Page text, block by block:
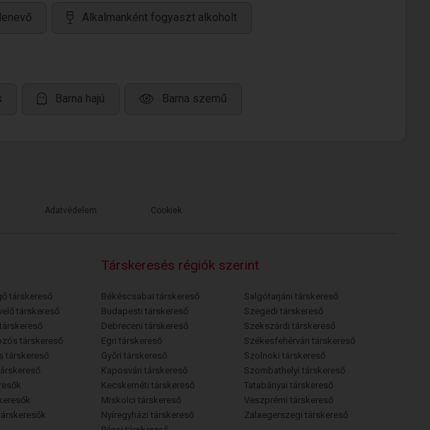
Alkalmanként fogyaszt alkoholt
Barna hajú Barna szemű
Adatvédelem Cookiek
társkereső
társkereső
társkereső
társkereső
Társkeresés régiók szerint
Békéscsabai társkereső
Budapesti társkereső
Debreceni társkereső
Egri társkereső
Győri társkereső
Kaposvári társkereső
Kecskeméti társkereső
Miskolci társkereső
Nyíregyházi társkereső
Salgótarjáni társkereső
Szegedi társkereső
Szekszárdi társkereső
Székesfehérvári társkereső
Szolnoki társkereső
Szombathelyi társkereső
Tatabányai társkereső
Veszprémi társkereső
Zalaegerszegi társkereső